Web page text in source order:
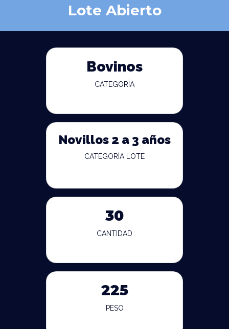
Lote Abierto
Bovinos
CATEGORÍA
Novillos 2 a 3 años
CATEGORÍA LOTE
30
CANTIDAD
225
PESO